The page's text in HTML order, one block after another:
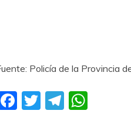
Policía de la Provincia
F
T
T